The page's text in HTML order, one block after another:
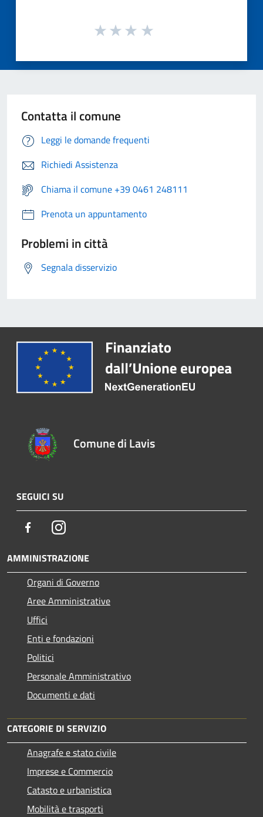
Contatta il comune
Leggi le domande frequenti
Richiedi Assistenza
Chiama il comune +39 0461 248111
Prenota un appuntamento
Problemi in città
Segnala disservizio
Comune di Lavis
SEGUICI SU
FacebookInstagram
AMMINISTRAZIONE
Organi di Governo
Aree Amministrative
Uffici
Enti e fondazioni
Politici
Personale Amministrativo
Documenti e dati
CATEGORIE DI SERVIZIO
Anagrafe e stato civile
Imprese e Commercio
Catasto e urbanistica
Mobilità e trasporti